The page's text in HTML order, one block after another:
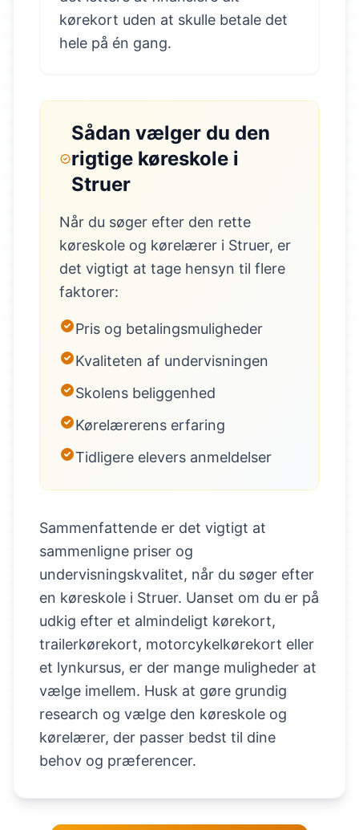
kørekort uden at skulle betale det
hele på én gang.
Sådan vælger du den
rigtige køreskole i
Struer
Når du søger efter den rette
køreskole og kørelærer i Struer, er
det vigtigt at tage hensyn til flere
faktorer:
Pris og betalingsmuligheder
Kvaliteten af undervisningen
Skolens beliggenhed
Kørelærerens erfaring
Tidligere elevers anmeldelser
Sammenfattende er det vigtigt at
sammenligne priser og
undervisningskvalitet, når du søger efter
en køreskole i Struer. Uanset om du er på
udkig efter et almindeligt kørekort,
trailerkørekort, motorcykelkørekort eller
et lynkursus, er der mange muligheder at
vælge imellem. Husk at gøre grundig
research og vælge den køreskole og
kørelærer, der passer bedst til dine
behov og præferencer.